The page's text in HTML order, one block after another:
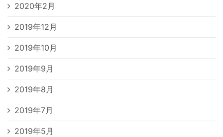
2020年2月
2019年12月
2019年10月
2019年9月
2019年8月
2019年7月
2019年5月